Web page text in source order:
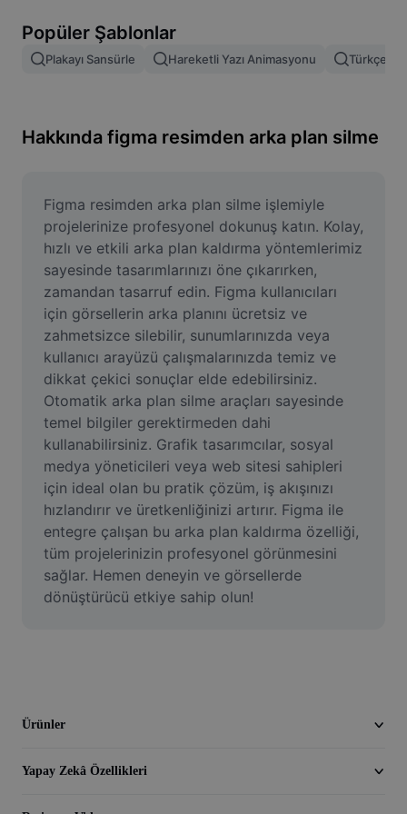
Resim birleştirme
Resmi Yeniden Boyutlandırma
Mizah Görseli Oluşturucu
AI Text Remover
AI People Remover
AI Inpainting
Face Cutout
Video
Video arka planını kaldırma
Kaliteyi artır
Video Düzenleyici
Videoyu Kesme
Videoya Yazı Ekleme
Popüler Şablonlar
Plakayı Sansürle Hareketli Yazı Animasyonu Türkçe
Hakkında figma resimden arka plan silme
Figma resimden arka plan silme işlemiyle
projelerinize profesyonel dokunuş katın. Kolay,
hızlı ve etkili arka plan kaldırma yöntemlerimiz
sayesinde tasarımlarınızı öne çıkarırken,
zamandan tasarruf edin. Figma kullanıcıları
için görsellerin arka planını ücretsiz ve
zahmetsizce silebilir, sunumlarınızda veya
kullanıcı arayüzü çalışmalarınızda temiz ve
dikkat çekici sonuçlar elde edebilirsiniz.
Otomatik arka plan silme araçları sayesinde
temel bilgiler gerektirmeden dahi
kullanabilirsiniz. Grafik tasarımcılar, sosyal
medya yöneticileri veya web sitesi sahipleri
için ideal olan bu pratik çözüm, iş akışınızı
hızlandırır ve üretkenliğinizi artırır. Figma ile
entegre çalışan bu arka plan kaldırma özelliği,
tüm projelerinizin profesyonel görünmesini
sağlar. Hemen deneyin ve görsellerde
dönüştürücü etkiye sahip olun!
Ürünler
Yapay Zekâ Özellikleri